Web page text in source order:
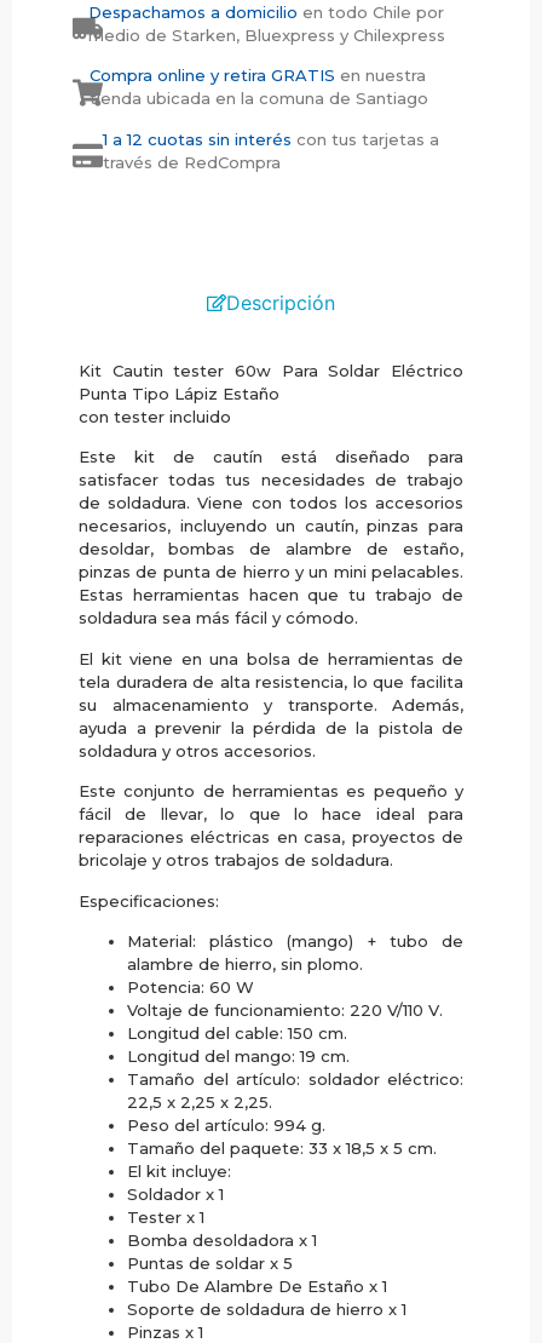
Despachamos a domicilio en todo Chile por
medio de Starken, Bluexpress y Chilexpress
Compra online y retira GRATIS en nuestra
tienda ubicada en la comuna de Santiago
1 a 12 cuotas sin interés con tus tarjetas a
través de RedCompra
Descripción
Kit Cautin tester 60w Para Soldar Eléctrico
Punta Tipo Lápiz Estaño
con tester incluido
Este kit de cautín está diseñado para
satisfacer todas tus necesidades de trabajo
de soldadura. Viene con todos los accesorios
necesarios, incluyendo un cautín, pinzas para
desoldar, bombas de alambre de estaño,
pinzas de punta de hierro y un mini pelacables.
Estas herramientas hacen que tu trabajo de
soldadura sea más fácil y cómodo.
El kit viene en una bolsa de herramientas de
tela duradera de alta resistencia, lo que facilita
su almacenamiento y transporte. Además,
ayuda a prevenir la pérdida de la pistola de
soldadura y otros accesorios.
Este conjunto de herramientas es pequeño y
fácil de llevar, lo que lo hace ideal para
reparaciones eléctricas en casa, proyectos de
bricolaje y otros trabajos de soldadura.
Especificaciones:
Material: plástico (mango) + tubo de
alambre de hierro, sin plomo.
Potencia: 60 W
Voltaje de funcionamiento: 220 V/110 V.
Longitud del cable: 150 cm.
Longitud del mango: 19 cm.
Tamaño del artículo: soldador eléctrico:
22,5 x 2,25 x 2,25.
Peso del artículo: 994 g.
Tamaño del paquete: 33 x 18,5 x 5 cm.
El kit incluye:
Soldador x 1
Tester x 1
Bomba desoldadora x 1
Puntas de soldar x 5
Tubo De Alambre De Estaño x 1
Soporte de soldadura de hierro x 1
Pinzas x 1